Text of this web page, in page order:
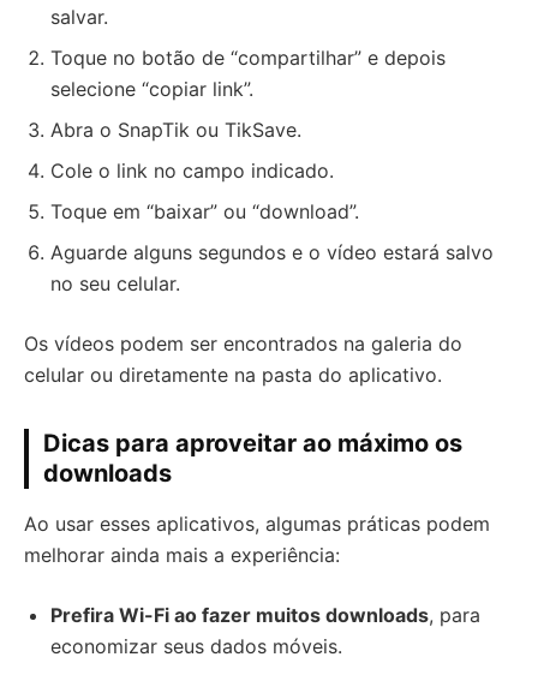
salvar.
Toque no botão de “compartilhar” e depois
selecione “copiar link”.
Abra o SnapTik ou TikSave.
Cole o link no campo indicado.
Toque em “baixar” ou “download”.
Aguarde alguns segundos e o vídeo estará salvo
no seu celular.
Os vídeos podem ser encontrados na galeria do
celular ou diretamente na pasta do aplicativo.
Dicas para aproveitar ao máximo os
downloads
Ao usar esses aplicativos, algumas práticas podem
melhorar ainda mais a experiência:
Prefira Wi-Fi ao fazer muitos downloads, para
economizar seus dados móveis.